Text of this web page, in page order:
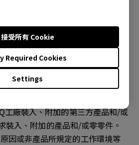
Settings
Required Cookies
接受所有 Cookie
權之服務機構、人員安裝、修理、
或損壞（機台保固標籤/防拆標籤
失）
損不清楚時。
廠裝入、附加的第三方產品和/或
裝入、附加的產品和/或零零件。
因或非產品所規定的工作環境等